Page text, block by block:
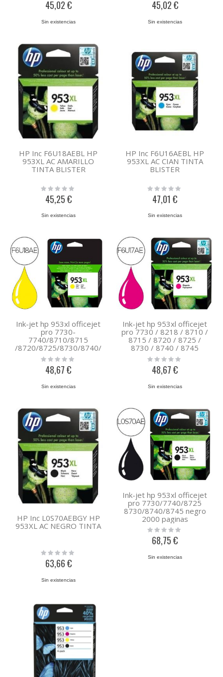
45,02 €
Sin existencias
45,02 €
Sin existencias
HP Inc F6U18AEBL HP
953XL AC AMARILLO
TINTA BLISTER
Rating:
45,25 €
Sin existencias
HP Inc F6U16AEBL HP
953XL AC CIAN TINTA
BLISTER
Rating:
47,01 €
Sin existencias
Ink-jet hp 953xl officejet
pro 7730-
7740/8710/8715
/8720/8725/8730/8740/
8745 amarillo 1.450 pag
Rating:
48,67 €
Sin existencias
Ink-jet hp 953xl officejet
pro 7730 / 8218 / 8710 /
8715 / 8720 / 8725 /
8730 / 8740 / 8745
magenta 1.450 pag
Rating:
48,67 €
Sin existencias
HP Inc L0S70AEBGY HP
953XL AC NEGRO TINTA
Rating:
63,66 €
Sin existencias
Ink-jet hp 953xl officejet
pro 7730/7740/8725
8730/8740/8745 negro
2000 paginas
Rating:
68,75 €
Sin existencias